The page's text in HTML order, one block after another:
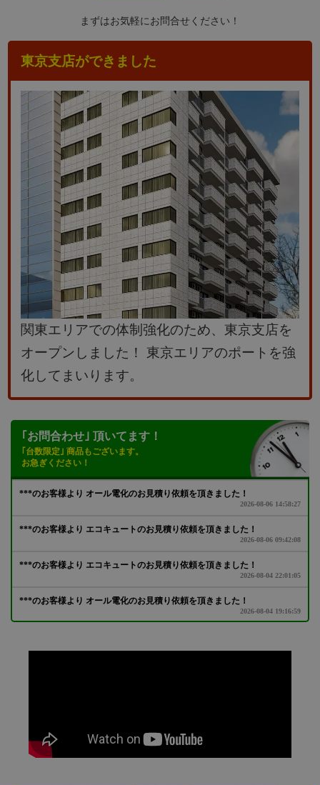
まずはお気軽にお問合せください！
東京支店ができました
関東エリアでの体制強化のため、東京支店を
オープンしました！
東京エリアのポートを強
化してまいります。
｢お問合わせ｣ 頂いてます！
｢台数限定｣ 商品もございます。
お急ぎください！